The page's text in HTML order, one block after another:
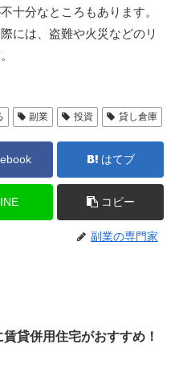
十分なところもあります。
には、盗難や火災などのリ
副業 投資 貸し倉庫
はてブ
コピー
副業の専門家
賃貸併用住宅がおすすめ！